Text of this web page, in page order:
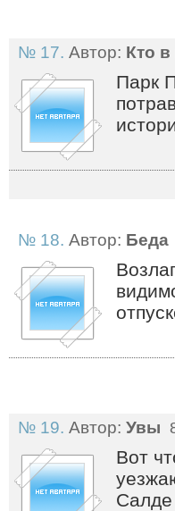
№ 17. Автор: Кто в
Парк
№ 18. Автор: Беда
№ 19. Автор: Увы
Вот
Салде